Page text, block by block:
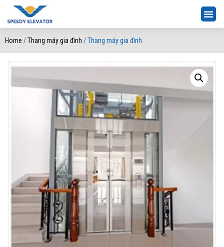
Home /Thang máy gia đình / Thang máy gia đình